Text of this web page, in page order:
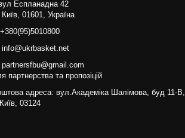
Еспланадна 42
01601, Україна
+380(95)5010800
info@ukrbasket.net
partnersfbu@gmail.com
партнерства та пропозіцій
адреса: вул.Академіка Шалімова, буд 11-В,
03124